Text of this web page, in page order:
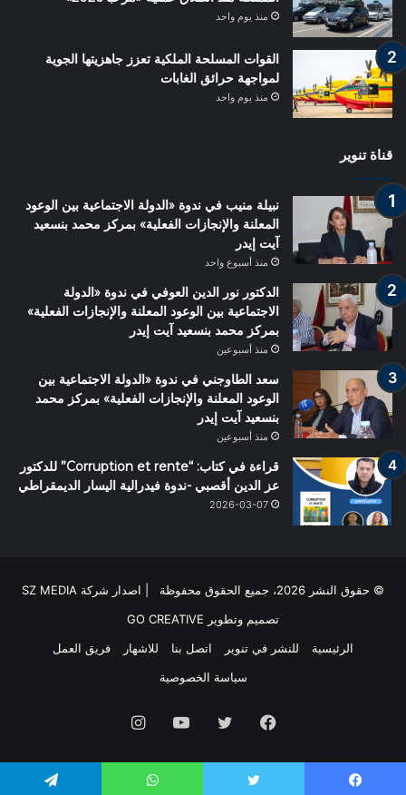
منذ يوم واحد
القوات المسلحة الملكية تعزز جاهزيتها الجوية
لمواجهة حرائق الغابات
منذ يوم واحد
قناة تنوير
نبيلة منيب في ندوة «الدولة الاجتماعية بين الوعود
المعلنة والإنجازات الفعلية» بمركز محمد بنسعيد
آيت إيدر
منذ أسبوع واحد
الدكتور نور الدين العوفي في ندوة «الدولة
الاجتماعية بين الوعود المعلنة والإنجازات الفعلية»
بمركز محمد بنسعيد آيت إيدر
منذ أسبوعين
سعد الطاوجني في ندوة «الدولة الاجتماعية بين
الوعود المعلنة والإنجازات الفعلية» بمركز محمد
بنسعيد آيت إيدر
منذ أسبوعين
قراءة في كتاب: “Corruption et rente” للدكتور
عز الدين أقصبي -ندوة فيدرالية اليسار الديمقراطي
2026-03-07
© حقوق النشر 2026، جميع الحقوق محفوظة | اصدار شركة SZ MEDIA
تصميم وتطوير GO CREATIVE
الرئيسية
للنشر في تنوير اتصل بنا للاشهار
فريق العمل
سياسة الخصوصية
فيسبوك تويتر يوتيوب